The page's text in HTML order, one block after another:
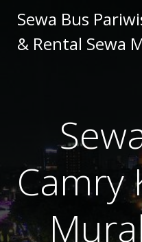
Sewa Bus
& Rental Sewa
Camry